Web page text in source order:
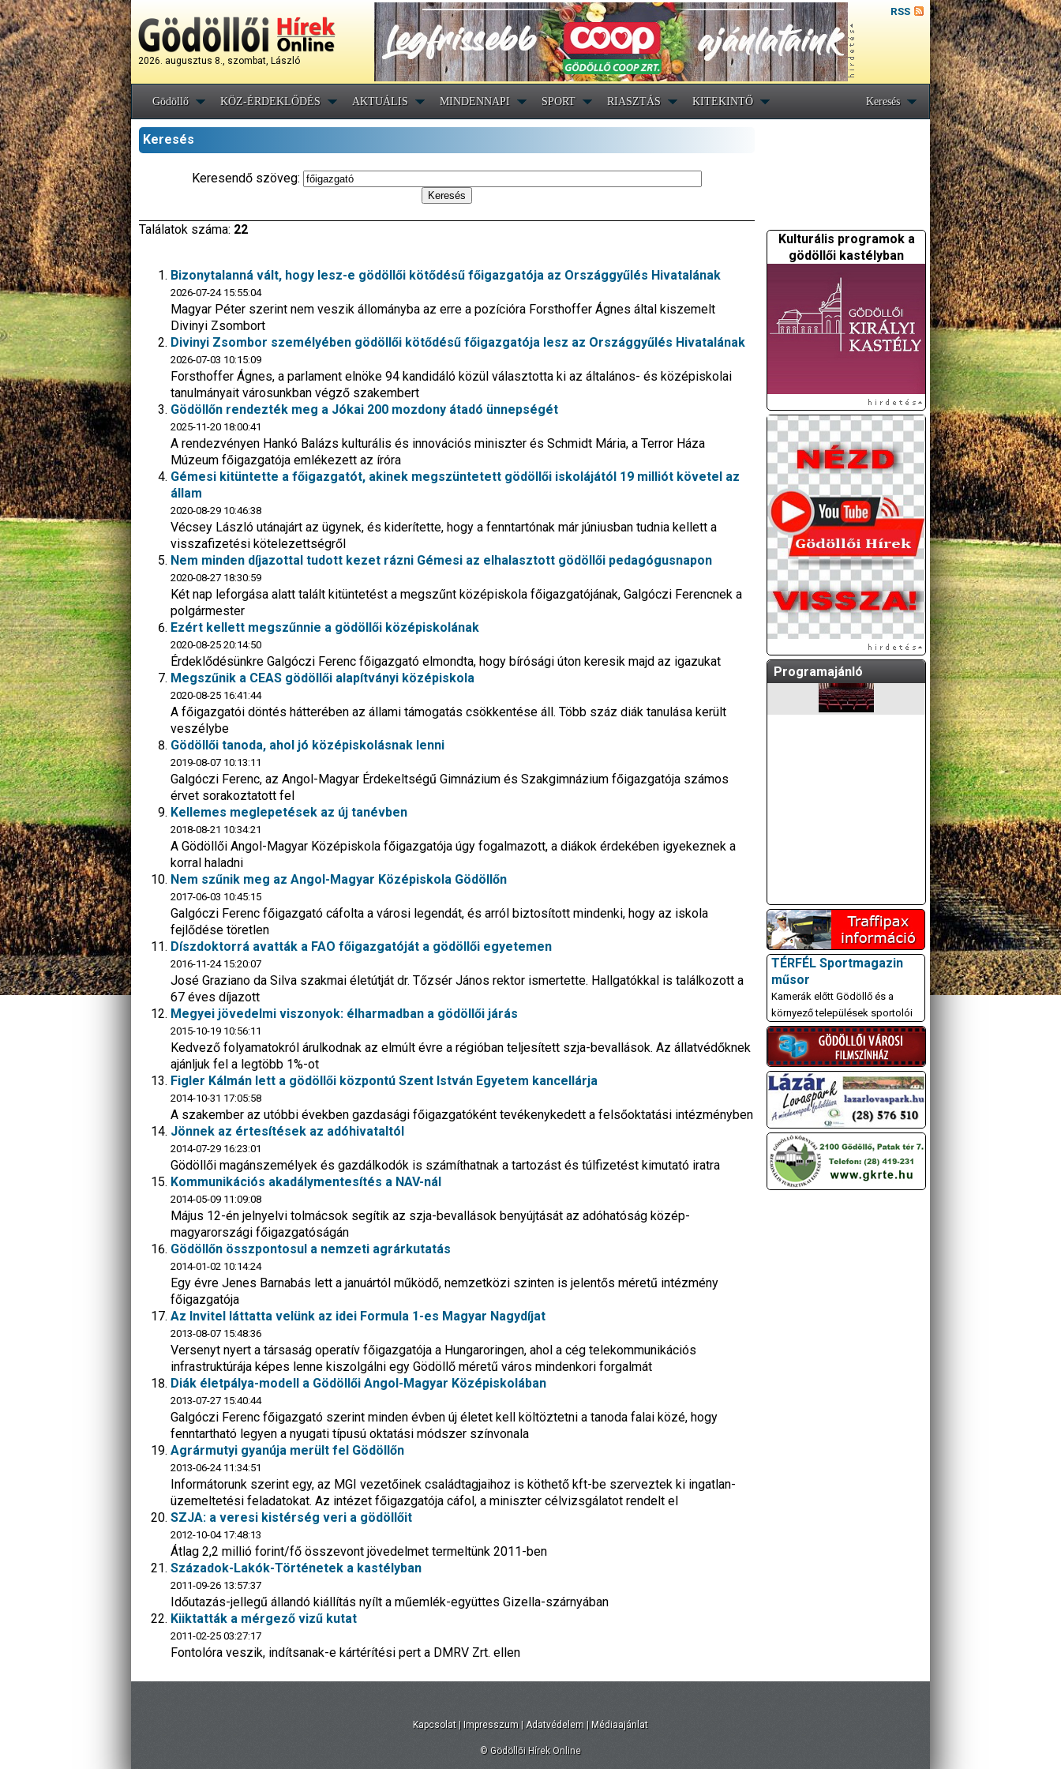
2026. augusztus 8., szombat, László
RSS
Gödöllő KÖZ-ÉRDEKLŐDÉS AKTUÁLIS MINDENNAPI SPORT RIASZTÁS KITEKINTŐ Keresés
Keresés
Keresendő szöveg:
Találatok száma: 22
Bizonytalanná vált, hogy lesz-e gödöllői kötődésű főigazgatója az Országgyűlés Hivatalának
2026-07-24 15:55:04
Magyar Péter szerint nem veszik állományba az erre a pozícióra Forsthoffer Ágnes által kiszemelt
Divinyi Zsombort
Divinyi Zsombor személyében gödöllői kötődésű főigazgatója lesz az Országgyűlés Hivatalának
2026-07-03 10:15:09
Forsthoffer Ágnes, a parlament elnöke 94 kandidáló közül választotta ki az általános- és középiskolai
tanulmányait városunkban végző szakembert
Gödöllőn rendezték meg a Jókai 200 mozdony átadó ünnepségét
2025-11-20 18:00:41
A rendezvényen Hankó Balázs kulturális és innovációs miniszter és Schmidt Mária, a Terror Háza
Múzeum főigazgatója emlékezett az íróra
Gémesi kitüntette a főigazgatót, akinek megszüntetett gödöllői iskolájától 19 milliót követel az
állam
2020-08-29 10:46:38
Vécsey László utánajárt az ügynek, és kiderítette, hogy a fenntartónak már júniusban tudnia kellett a
visszafizetési kötelezettségről
Nem minden díjazottal tudott kezet rázni Gémesi az elhalasztott gödöllői pedagógusnapon
2020-08-27 18:30:59
Két nap leforgása alatt talált kitüntetést a megszűnt középiskola főigazgatójának, Galgóczi Ferencnek a
polgármester
Ezért kellett megszűnnie a gödöllői középiskolának
2020-08-25 20:14:50
Érdeklődésünkre Galgóczi Ferenc főigazgató elmondta, hogy bírósági úton keresik majd az igazukat
Megszűnik a CEAS gödöllői alapítványi középiskola
2020-08-25 16:41:44
A főigazgatói döntés hátterében az állami támogatás csökkentése áll. Több száz diák tanulása került
veszélybe
Gödöllői tanoda, ahol jó középiskolásnak lenni
2019-08-07 10:13:11
Galgóczi Ferenc, az Angol-Magyar Érdekeltségű Gimnázium és Szakgimnázium főigazgatója számos
érvet sorakoztatott fel
Kellemes meglepetések az új tanévben
2018-08-21 10:34:21
A Gödöllői Angol-Magyar Középiskola főigazgatója úgy fogalmazott, a diákok érdekében igyekeznek a
korral haladni
Nem szűnik meg az Angol-Magyar Középiskola Gödöllőn
2017-06-03 10:45:15
Galgóczi Ferenc főigazgató cáfolta a városi legendát, és arról biztosított mindenki, hogy az iskola
fejlődése töretlen
Díszdoktorrá avatták a FAO főigazgatóját a gödöllői egyetemen
2016-11-24 15:20:07
José Graziano da Silva szakmai életútját dr. Tőzsér János rektor ismertette. Hallgatókkal is találkozott a
67 éves díjazott
Megyei jövedelmi viszonyok: élharmadban a gödöllői járás
2015-10-19 10:56:11
Kedvező folyamatokról árulkodnak az elmúlt évre a régióban teljesített szja-bevallások. Az állatvédőknek
ajánljuk fel a legtöbb 1%-ot
Figler Kálmán lett a gödöllői központú Szent István Egyetem kancellárja
2014-10-31 17:05:58
A szakember az utóbbi években gazdasági főigazgatóként tevékenykedett a felsőoktatási intézményben
Jönnek az értesítések az adóhivataltól
2014-07-29 16:23:01
Gödöllői magánszemélyek és gazdálkodók is számíthatnak a tartozást és túlfizetést kimutató iratra
Kommunikációs akadálymentesítés a NAV-nál
2014-05-09 11:09:08
Május 12-én jelnyelvi tolmácsok segítik az szja-bevallások benyújtását az adóhatóság közép-
magyarországi főigazgatóságán
Gödöllőn összpontosul a nemzeti agrárkutatás
2014-01-02 10:14:24
Egy évre Jenes Barnabás lett a januártól működő, nemzetközi szinten is jelentős méretű intézmény
főigazgatója
Az Invitel láttatta velünk az idei Formula 1-es Magyar Nagydíjat
2013-08-07 15:48:36
Versenyt nyert a társaság operatív főigazgatója a Hungaroringen, ahol a cég telekommunikációs
infrastruktúrája képes lenne kiszolgálni egy Gödöllő méretű város mindenkori forgalmát
Diák életpálya-modell a Gödöllői Angol-Magyar Középiskolában
2013-07-27 15:40:44
Galgóczi Ferenc főigazgató szerint minden évben új életet kell költöztetni a tanoda falai közé, hogy
fenntartható legyen a nyugati típusú oktatási módszer színvonala
Agrármutyi gyanúja merült fel Gödöllőn
2013-06-24 11:34:51
Informátorunk szerint egy, az MGI vezetőinek családtagjaihoz is köthető kft-be szerveztek ki ingatlan-
üzemeltetési feladatokat. Az intézet főigazgatója cáfol, a miniszter célvizsgálatot rendelt el
SZJA: a veresi kistérség veri a gödöllőit
2012-10-04 17:48:13
Átlag 2,2 millió forint/fő összevont jövedelmet termeltünk 2011-ben
Századok-Lakók-Történetek a kastélyban
2011-09-26 13:57:37
Időutazás-jellegű állandó kiállítás nyílt a műemlék-együttes Gizella-szárnyában
Kiiktatták a mérgező vizű kutat
2011-02-25 03:27:17
Fontolóra veszik, indítsanak-e kártérítési pert a DMRV Zrt. ellen
Kulturális programok a
gödöllői kastélyban
Programajánló
A GÖDÖLLŐI ÉS
KÖRNYÉKBELI
SPORTPROGRAMOKAT
KÖZÖSSÉGI
OLDALUNKON TESSZÜK
KÖZZÉ!
TÉRFÉL Sportmagazin
műsor
Kamerák előtt Gödöllő és a
környező települések sportolói
Kapcsolat | Impresszum | Adatvédelem | Médiaajánlat
© Gödöllői Hírek Online